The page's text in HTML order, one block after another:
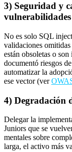
3) Seguridad y
vulnerabilidades
No es solo SQL
validaciones omitidas
están obsoletas o
documentó riesgos
automatizar la
ese vector (ver
4) Degradación
Delegar la
Juniors que se
mentales sobre
larga, el activo más